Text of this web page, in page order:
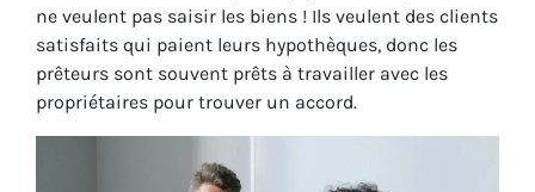
ne veulent pas saisir les biens ! Ils veulent des clients
satisfaits qui paient leurs hypothèques, donc les
prêteurs sont souvent prêts à travailler avec les
propriétaires pour trouver un accord.